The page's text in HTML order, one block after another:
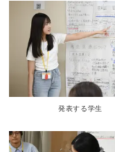
発表する学生